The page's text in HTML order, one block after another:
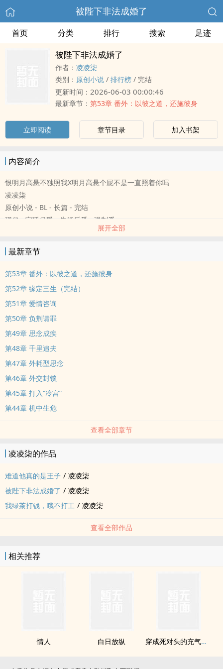
被陛下非法成婚了
首页 分类 排行 搜索 足迹
被陛下非法成婚了
作者： 凌凌柒
类别： 原创小说 / 排行榜 / 完结
更新时间： 2026-06-03 00:00:46
最新章节： 第53章 番外：以彼之道，还施彼身
立即阅读 章节目录 加入书架
内容简介
恨明月高悬不独照我X明月高悬个屁不是一直照着你吗
凌凌柒
原创小说 - BL - 长篇 - 完结
现代 - 宫廷侯爵 - 先婚后爱 - 强制爱
恨明月高悬不独照我 阴湿偏执拧巴 异国君主 楚伦·白如德（攻） X 明
月高悬个屁不是一直照着你吗 比格饲主军火商 英舒宜（受）
楚伦暗恋英舒宜多年，他忍、他等、他装无害。
终于在父王去世、他成为新君那一夜，楚伦把英舒宜困在身下，强制
占有。
英舒宜气得咬牙切齿。
他说不出口的是：我此行，本就是来问你，愿不愿意与我成婚。
他只想说：但凡当初你多问一句，也不至于搞成这样。
暗恋 | 强制爱 | 错位 | 先婚后爱 | 和外国人谈恋爱 | 伪舅甥
双洁，很单纯的两人恋爱
展开全部
最新章节
第53章 番外：以彼之道，还施彼身
第52章 缘定三生（完结）
第51章 爱情咨询
第50章 负荆请罪
第49章 思念成疾
第48章 千里追夫
第47章 外耗型思念
第46章 外交封锁
第45章 打入“冷宫”
第44章 机中生危
查看全部章节
凌凌柒的作品
难道他真的是王子 / 凌凌柒
被陛下非法成婚了 / 凌凌柒
我绿茶打钱，哦不打工 / 凌凌柒
查看全部作品
相关推荐
情人 白日放纵 穿成死对头的充气娃娃